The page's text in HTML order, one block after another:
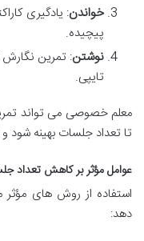
خواندن: یادگیری
پیچیده.
نوشتن: تمرین
تایپی.
معلم خصوصی می تواند
تا تعداد جلسات بهینه شود
عوامل مؤثر بر کاهش تعداد
استفاده از روش های مؤثر
دهد: